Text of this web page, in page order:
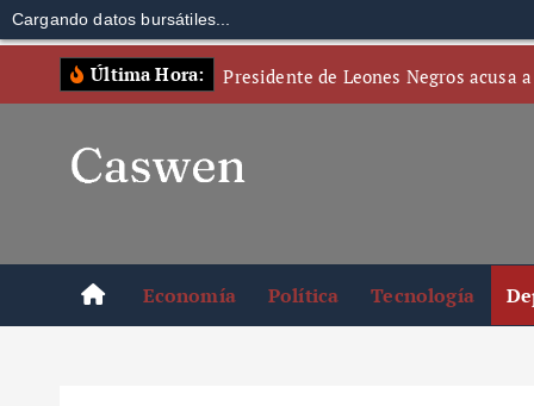
Cargando datos bursátiles...
Última Hora: Presidente de Leones Negros acusa
Economía Política Tecnología